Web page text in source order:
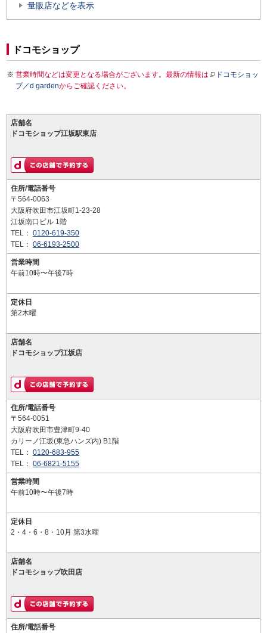
量販店などを表示
ドコモショップ
営業時間などは変更となる場合がございます。最新の情報は
ドコモショッ
プ／d gardenからご確認ください。
店舗名
ドコモショップ江坂駅東店
住所/電話番号
〒564-0063
大阪府吹田市江坂町1-23-28
江坂南口ビル 1階
TEL： 0120-619-350
TEL： 06-6193-2500
営業時間
午前10時〜午後7時
定休日
第2木曜
店舗名
ドコモショップ江坂店
住所/電話番号
〒564-0051
大阪府吹田市豊津町9-40
カリーノ江坂(東急ハンズ内) B1階
TEL： 0120-683-955
TEL： 06-6821-5155
営業時間
午前10時〜午後7時
定休日
2・4・6・8・10月 第3水曜
店舗名
ドコモショップ吹田店
住所/電話番号